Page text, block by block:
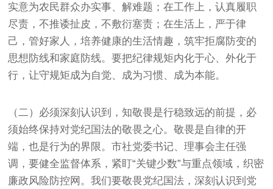
实意为农民群众办实事、解难题；在工作上，认真履职
尽责，不推诿扯皮，不敷衍塞责；在生活上，严于律
己，管好家人，培养健康的生活情趣，筑牢拒腐防变的
思想防线和家庭防线。要把纪律规矩内化于心、外化于
行，让守规矩成为自觉、成为习惯、成为本能。
（二）必须深刻认识到，知敬畏是行稳致远的前提，必
须始终保持对党纪国法的敬畏之心。敬畏是自律的开
端，也是行为的界限。市社党委书记、理事会主任强
调，要健全监督体系，紧盯“关键少数”与重点领域，织密
廉政风险防控网。我们要敬畏党纪国法，深刻认识到党